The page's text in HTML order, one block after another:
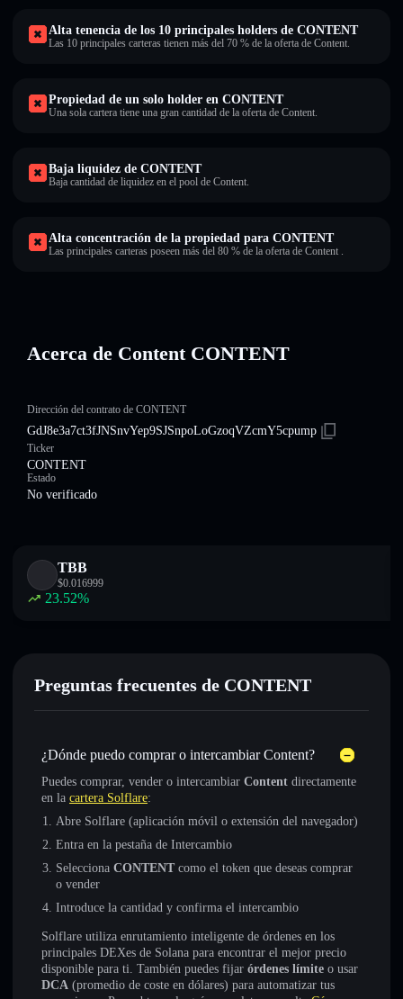
Alta tenencia de los 10 principales holders de CONTENT
Las 10 principales carteras tienen más del 70 % de la oferta de Content.
Propiedad de un solo holder en CONTENT
Una sola cartera tiene una gran cantidad de la oferta de Content.
Baja liquidez de CONTENT
Baja cantidad de liquidez en el pool de Content.
Alta concentración de la propiedad para CONTENT
Las principales carteras poseen más del 80 % de la oferta de Content .
Acerca de Content CONTENT
Dirección del contrato de CONTENT
GdJ8e3a7ct3fJNSnvYep9SJSnpoLoGzoqVZcmY5cpump
Ticker
CONTENT
Estado
No verificado
TBB
$0.016999
23.52%
Preguntas frecuentes de CONTENT
¿Dónde puedo comprar o intercambiar Content?
Puedes comprar, vender o intercambiar Content directamente
en la cartera Solflare:
Abre Solflare (aplicación móvil o extensión del navegador)
Entra en la pestaña de Intercambio
Selecciona CONTENT como el token que deseas comprar
o vender
Introduce la cantidad y confirma el intercambio
Solflare utiliza enrutamiento inteligente de órdenes en los
principales DEXes de Solana para encontrar el mejor precio
disponible para ti. También puedes fijar órdenes límite o usar
DCA (promedio de coste en dólares) para automatizar tus